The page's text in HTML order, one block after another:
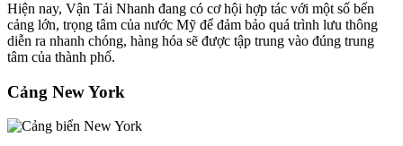
Hiện nay, Vận Tải Nhanh đang có cơ hội hợp tác với một số bến
cảng lớn, trọng tâm của nước Mỹ để đảm bảo quá trình lưu thông
diễn ra nhanh chóng, hàng hóa sẽ được tập trung vào đúng trung
tâm của thành phố.
Cảng New York